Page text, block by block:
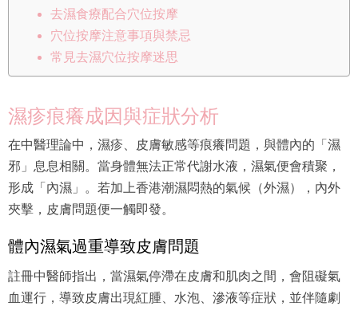
去濕食療配合穴位按摩
穴位按摩注意事項與禁忌
常見去濕穴位按摩迷思
濕疹痕癢成因與症狀分析
在中醫理論中，濕疹、皮膚敏感等痕癢問題，與體內的「濕
邪」息息相關。當身體無法正常代謝水液，濕氣便會積聚，
形成「內濕」。若加上香港潮濕悶熱的氣候（外濕），內外
夾擊，皮膚問題便一觸即發。
體內濕氣過重導致皮膚問題
註冊中醫師指出，當濕氣停滯在皮膚和肌肉之間，會阻礙氣
血運行，導致皮膚出現紅腫、水泡、滲液等症狀，並伴隨劇